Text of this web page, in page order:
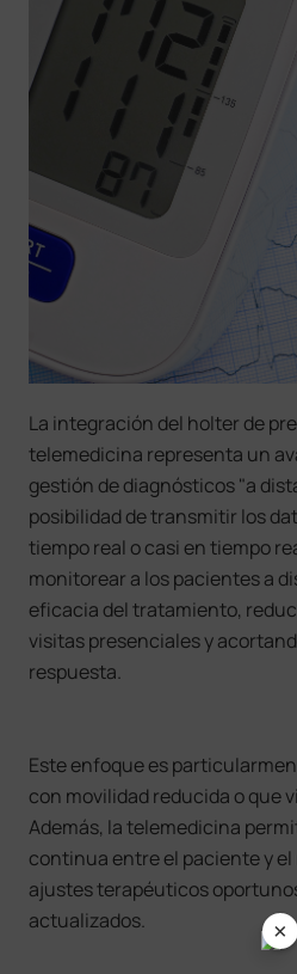
La integración del holter de
telemedicina representa un
gestión de diagnósticos "a
posibilidad de transmitir los
tiempo real o casi en tiempo
monitorear a los pacientes a
eficacia del tratamiento,
visitas presenciales y
respuesta.
Este enfoque es
con movilidad reducida o que
Además, la telemedicina
continua entre el paciente y
ajustes terapéuticos
actualizados.
×